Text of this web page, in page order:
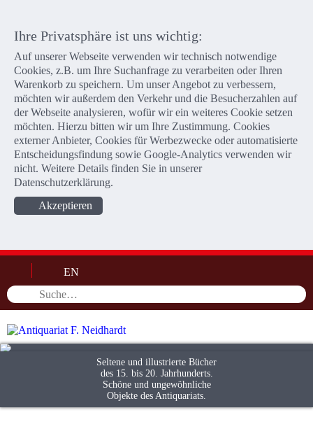
Ihre Privatsphäre ist uns wichtig:
Auf unserer Webseite verwenden wir technisch notwendige
Cookies, z.B. um Ihre Suchanfrage zu verarbeiten oder Ihren
Warenkorb zu speichern. Um unser Angebot zu verbessern,
möchten wir außerdem den Verkehr und die Besucherzahlen auf
der Webseite analysieren, wofür wir ein weiteres Cookie setzen
möchten. Hierzu bitten wir um Ihre Zustimmung. Cookies
externer Anbieter, Cookies für Werbezwecke oder automatisierte
Entscheidungsfindung sowie Google-Analytics verwenden wir
nicht. Weitere Details finden Sie in unserer
Datenschutzerklärung.
Akzeptieren
EN
Seltene und illustrierte Bücher
des 15. bis 20. Jahrhunderts.
Schöne und ungewöhnliche
Objekte des Antiquariats.